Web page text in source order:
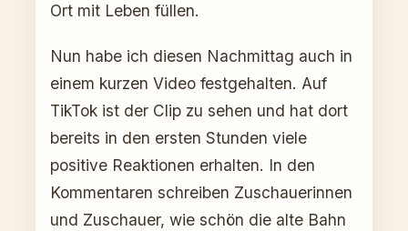
Ort mit Leben füllen.
Nun habe ich diesen Nachmittag auch in
einem kurzen Video festgehalten. Auf
TikTok ist der Clip zu sehen und hat dort
bereits in den ersten Stunden viele
positive Reaktionen erhalten. In den
Kommentaren schreiben Zuschauerinnen
und Zuschauer, wie schön die alte Bahn